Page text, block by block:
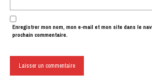
Enregistrer mon nom, mon e-mail et mon site dans le
prochain commentaire.